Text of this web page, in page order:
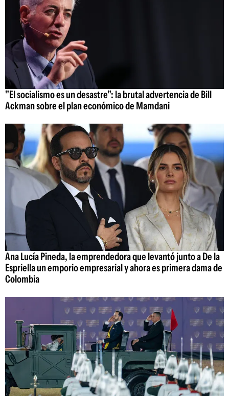
"El socialismo es un desastre": la brutal advertencia de Bill
Ackman sobre el plan económico de Mamdani
Ana Lucía Pineda, la emprendedora que levantó junto a De la
Espriella un emporio empresarial y ahora es primera dama de
Colombia